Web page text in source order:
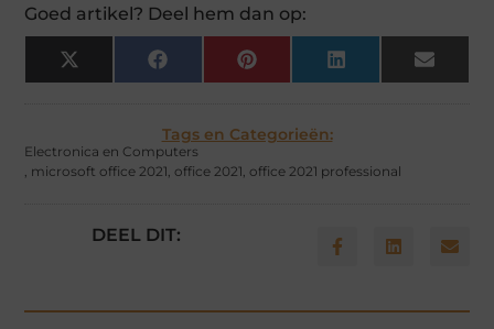
Goed artikel? Deel hem dan op:
X
(Twitter)
Facebook Pinterest LinkedIn Email
Tags en Categorieën:
Electronica en Computers
, microsoft office 2021, office 2021, office 2021 professional
DEEL DIT: